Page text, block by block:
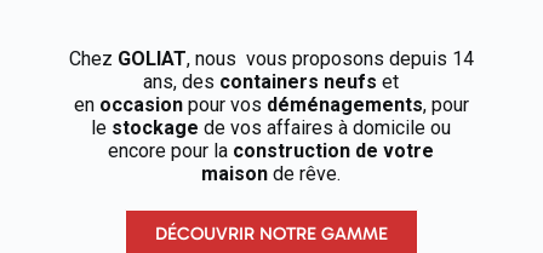
Chez GOLIAT, nous vous proposons depuis 14
ans, des containers neufs et
en occasionpour vos déménagements, pour
le stockage de vos affaires à domicile ou
encore pour la construction de votre
maison de rêve.
DÉCOUVRIR NOTRE GAMME